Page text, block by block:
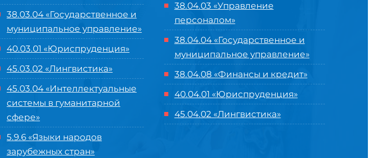
38.03.04 «Государственное и
муниципальное управление»
40.03.01 «Юриспруденция»
45.03.02 «Лингвистика»
45.03.04 «Интеллектуальные
системы в гуманитарной
сфере»
5.9.6 «Языки народов
зарубежных стран»
38.04.03 «Управление
персоналом»
38.04.04 «Государственное и
муниципальное управление»
38.04.08 «Финансы и кредит»
40.04.01 «Юриспруденция»
45.04.02 «Лингвистика»